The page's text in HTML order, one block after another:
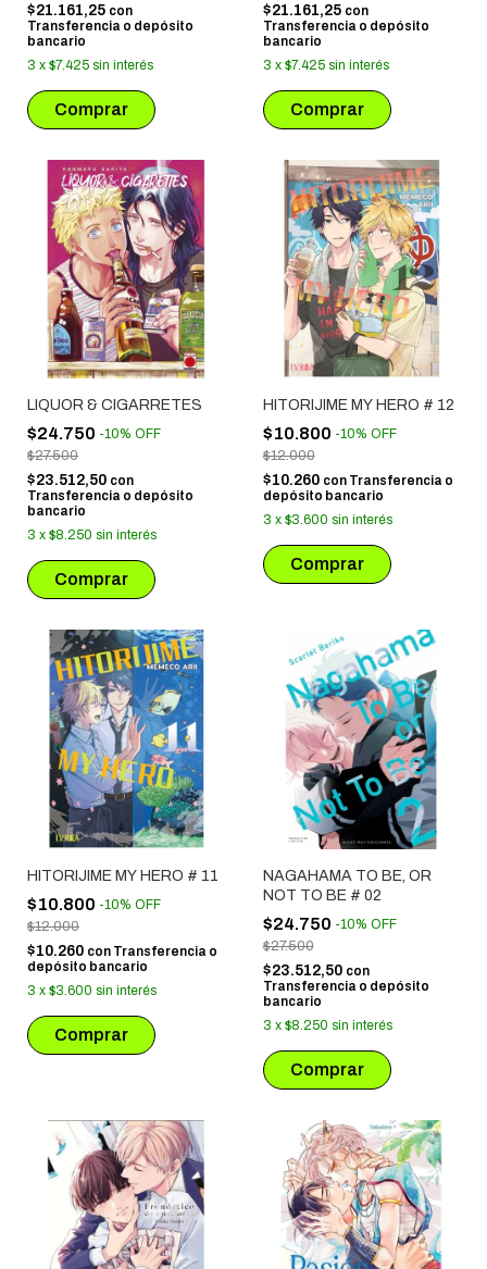
$21.161,25 con
Transferencia o depósito
bancario
3 x $7.425 sin interés
$21.161,25 con
Transferencia o depósito
bancario
3 x $7.425 sin interés
LIQUOR & CIGARRETES
$24.750 -10% OFF
$27.500
$23.512,50 con
Transferencia o depósito
bancario
3 x $8.250 sin interés
HITORIJIME MY HERO # 12
$10.800 -10% OFF
$12.000
$10.260 con Transferencia o
depósito bancario
3 x $3.600 sin interés
HITORIJIME MY HERO # 11
$10.800 -10% OFF
$12.000
$10.260 con Transferencia o
depósito bancario
3 x $3.600 sin interés
NAGAHAMA TO BE, OR
NOT TO BE # 02
$24.750 -10% OFF
$27.500
$23.512,50 con
Transferencia o depósito
bancario
3 x $8.250 sin interés